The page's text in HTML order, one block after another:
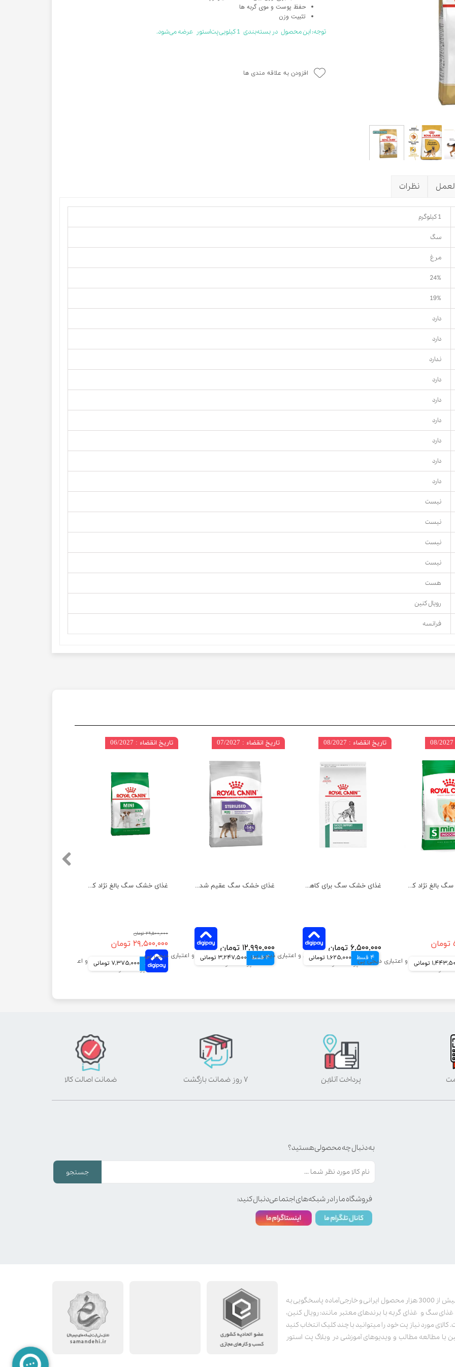
گربه
بچه گربه
گربه
سگ
حفظ پوست و موی گربه ها
تثبیت وزن
توجه: این محصول در بسته‌بندی‌ 1 کیلویی پت‌استور عرضه می‌شود.
افزودن به علاقه مندی ها
نظرات
1 کیلوگرم
سگ
مرغ
24%
19%
دارد
دارد
ندارد
دارد
دارد
دارد
دارد
دارد
دارد
نیست
نیست
نیست
نیست
هست
رویال کنین
فرانسه
غذای خشک سگ بالغ نژاد کوچک رویال کنین وزن 8 کیلوگرم
۲۹,۵۰۰,۰۰۰ تومان
۲۹,۵۰۰,۰۰۰ تومان
4 قسط 7,375,000 تومانی
تاریخ انقضاء : 06/2027
غذای خشک سگ عقیم شده نژاد کوچک رویال کنین وزن 3 کیلوگرم
۱۲,۹۹۰,۰۰۰ تومان
4 قسط 3,247,500 تومانی
تاریخ انقضاء : 07/2027
غذای خشک سگ برای کاهش اشتها رویال کنین وزن 1.5 کیلوگرم
۶,۵۰۰,۰۰۰ تومان
4 قسط 1,625,000 تومانی
تاریخ انقضاء : 08/2027
غذای خشک سگ بالغ نژاد کوچک ایندور رویال کنین وزن 1.5 کیلوگرم
تومانی
پت استور به عنوان یکی از قدیمی‌ترین پت شاپ های اینترنتی با بیش از 3000 هزار محصول ایرانی و خارجی آماده پاسخگویی به
سگ و غذای گربه با برندهای معتبر مانند: رویال کنین،
مورد نیاز پت خود را میتوانید با چند کلیک انتخاب کنید
مطالعه مطالب و ویدیوهای آموزشی در وبلاگ پت استور
پرداخت آنلاین ۷ روز ضمانت بازگشت ضمانت اصالت کالا
به دنبال چه محصولی هستید؟
جستجو
فروشگاه ما را در شبکه‌های اجتماعی دنبال کنید: